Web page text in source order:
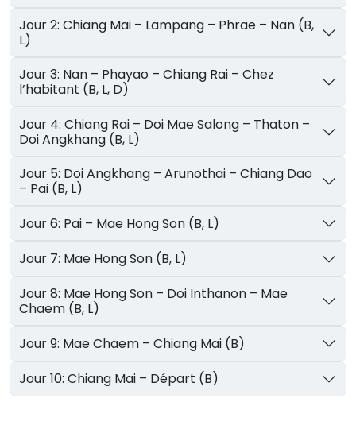
Jour 2: Chiang Mai – Lampang – Phrae – Nan (B,
L)
Jour 3: Nan – Phayao – Chiang Rai – Chez
l’habitant (B, L, D)
Jour 4: Chiang Rai – Doi Mae Salong – Thaton –
Doi Angkhang (B, L)
Jour 5: Doi Angkhang – Arunothai – Chiang Dao
– Pai (B, L)
Jour 6: Pai – Mae Hong Son (B, L)
Jour 7: Mae Hong Son (B, L)
Jour 8: Mae Hong Son – Doi Inthanon – Mae
Chaem (B, L)
Jour 9: Mae Chaem – Chiang Mai (B)
Jour 10: Chiang Mai – Départ (B)